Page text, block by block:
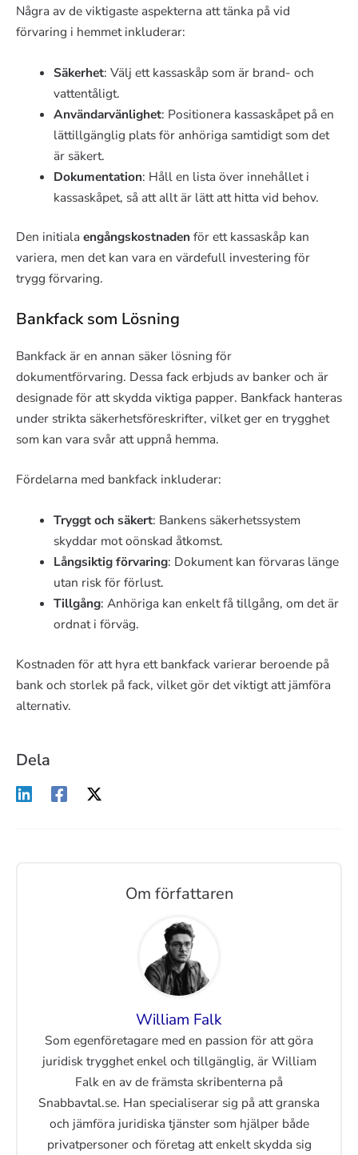
Några av de viktigaste aspekterna att tänka på vid
förvaring i hemmet inkluderar:
Säkerhet: Välj ett kassaskåp som är brand- och
vattentåligt.
Användarvänlighet: Positionera kassaskåpet på en
lättillgänglig plats för anhöriga samtidigt som det
är säkert.
Dokumentation: Håll en lista över innehållet i
kassaskåpet, så att allt är lätt att hitta vid behov.
Den initiala engångskostnaden för ett kassaskåp kan
variera, men det kan vara en värdefull investering för
trygg förvaring.
Bankfack som Lösning
Bankfack är en annan säker lösning för
dokumentförvaring. Dessa fack erbjuds av banker och är
designade för att skydda viktiga papper. Bankfack hanteras
under strikta säkerhetsföreskrifter, vilket ger en trygghet
som kan vara svår att uppnå hemma.
Fördelarna med bankfack inkluderar:
Tryggt och säkert: Bankens säkerhetssystem
skyddar mot oönskad åtkomst.
Långsiktig förvaring: Dokument kan förvaras länge
utan risk för förlust.
Tillgång: Anhöriga kan enkelt få tillgång, om det är
ordnat i förväg.
Kostnaden för att hyra ett bankfack varierar beroende på
bank och storlek på fack, vilket gör det viktigt att jämföra
alternativ.
Dela
Om författaren
William Falk
Som egenföretagare med en passion för att göra
juridisk trygghet enkel och tillgänglig, är William
Falk en av de främsta skribenterna på
Snabbavtal.se. Han specialiserar sig på att granska
och jämföra juridiska tjänster som hjälper både
privatpersoner och företag att enkelt skydda sig